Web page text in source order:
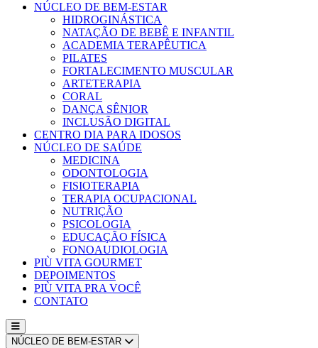
NÚCLEO DE BEM-ESTAR
HIDROGINÁSTICA
NATAÇÃO DE BEBÊ E INFANTIL
ACADEMIA TERAPÊUTICA
PILATES
FORTALECIMENTO MUSCULAR
ARTETERAPIA
CORAL
DANÇA SÊNIOR
INCLUSÃO DIGITAL
CENTRO DIA PARA IDOSOS
NÚCLEO DE SAÚDE
MEDICINA
ODONTOLOGIA
FISIOTERAPIA
TERAPIA OCUPACIONAL
NUTRIÇÃO
PSICOLOGIA
EDUCAÇÃO FÍSICA
FONOAUDIOLOGIA
PIÙ VITA GOURMET
DEPOIMENTOS
PIÙ VITA PRA VOCÊ
CONTATO
NÚCLEO DE BEM-ESTAR